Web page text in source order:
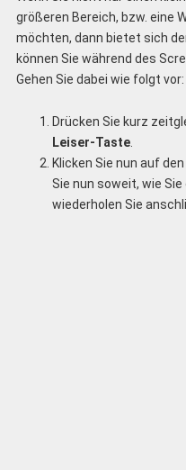
größeren Bereich, bzw. eine
möchten, dann bietet sich
können Sie während des
Gehen Sie dabei wie folgt vor:
Drücken Sie kurz
Leiser-Taste.
Klicken Sie nun auf den
Sie nun soweit, wie
wiederholen Sie